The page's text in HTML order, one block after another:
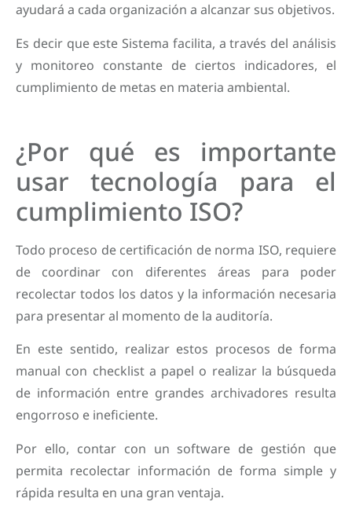
ayudará a cada organización a alcanzar sus objetivos.
Es decir que este Sistema facilita, a través del análisis
y monitoreo constante de ciertos indicadores, el
cumplimiento de metas en materia ambiental.
¿Por qué es importante
usar tecnología para el
cumplimiento ISO?
Todo proceso de certificación de norma ISO, requiere
de coordinar con diferentes áreas para poder
recolectar todos los datos y la información necesaria
para presentar al momento de la auditoría.
En este sentido, realizar estos procesos de forma
manual con checklist a papel o realizar la búsqueda
de información entre grandes archivadores resulta
engorroso e ineficiente.
Por ello, contar con un software de gestión que
permita recolectar información de forma simple y
rápida resulta en una gran ventaja.